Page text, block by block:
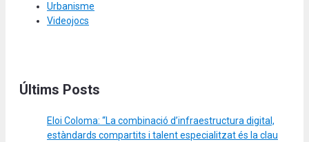
Urbanisme
Videojocs
Últims Posts
Eloi Coloma: “La combinació d’infraestructura digital,
estàndards compartits i talent especialitzat és la clau